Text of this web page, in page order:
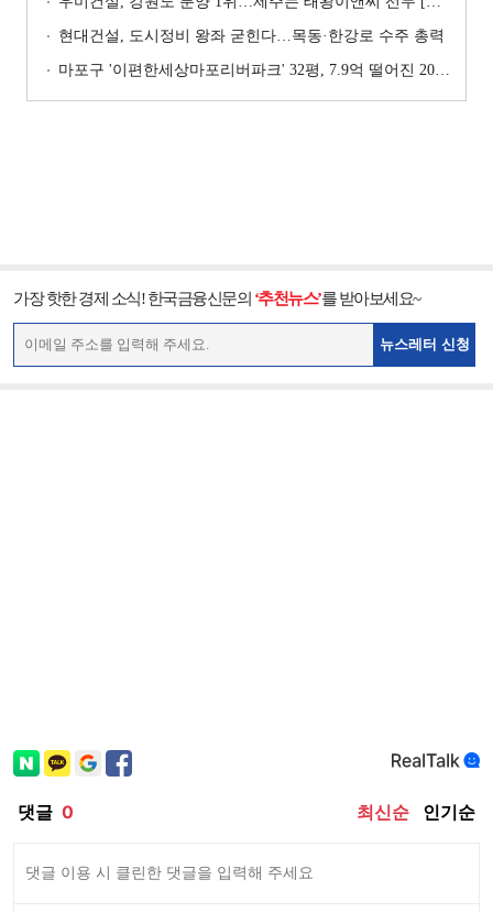
현대건설, 도시정비 왕좌 굳힌다…목동·한강로 수주 총력
마포구 '이편한세상마포리버파크' 32평, 7.9억 떨어진 20.4억원에 거래 [일일 하락가]
가장 핫한 경제 소식! 한국금융신문의 ‘추천뉴스’를 받아보세요~
뉴스레터 신청